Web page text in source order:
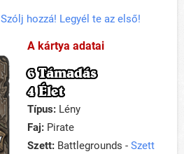
Szólj hozzá! Legyél te az első!
A kártya adatai
6 Támadás
4 Élet
Típus: Lény
Faj: Pirate
Szett: Battlegrounds - Szett